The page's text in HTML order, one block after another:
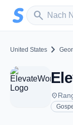
Zum Hauptinhalt
search
Sender
United States chevron_right
place